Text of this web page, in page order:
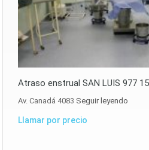
Atraso enstrual SAN LUIS 977
Av. Canadá 4083 Seguir leyendo
Llamar por precio